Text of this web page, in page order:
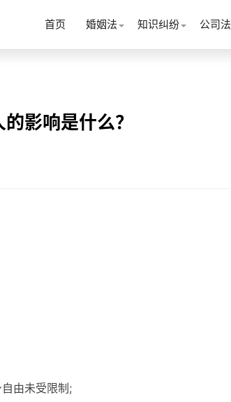
首页 婚姻法 知识纠纷 公司法
影响是什么？
由未受限制;